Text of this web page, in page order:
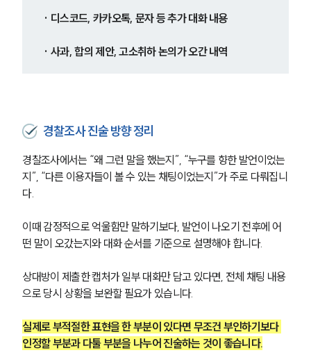
그룹소개
대륜의 강점
글로벌 파트너 로펌
업무사례
형사 주요 업무사례
사례분석/최신동향
형사소송·상담후기
형사그룹 업무
· 디스코드, 카카오톡, 문자 등 추가 대화 내용
· 사과, 합의 제안, 고소취하 논의가 오간 내역
경찰조사 진술 방향 정리
경찰조사에서는 “왜 그런 말을 했는지”, “누구를 향한 발언이었는
지”, “다른 이용자들이 볼 수 있는 채팅이었는지”가 주로 다뤄집니
다.
이때 감정적으로 억울함만 말하기보다, 발언이 나오기 전후에 어
떤 말이 오갔는지와 대화 순서를 기준으로 설명해야 합니다.
상대방이 제출한 캡처가 일부 대화만 담고 있다면, 전체 채팅 내용
으로 당시 상황을 보완할 필요가 있습니다.
실제로 부적절한 표현을 한 부분이 있다면 무조건 부인하기보다
인정할 부분과 다툴 부분을 나누어 진술하는 것이 좋습니다.